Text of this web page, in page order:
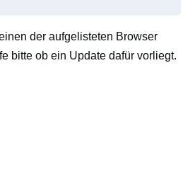
der aufgelisteten Browser
bitte ob ein Update dafür vorliegt.